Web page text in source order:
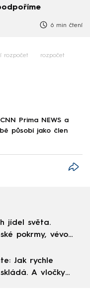
6 min čtení
rozpočet rozpočet
Prima NEWS a
působí jako člen
jídel světa.
pokrmy, vévodí
Jak rychle
A vločky